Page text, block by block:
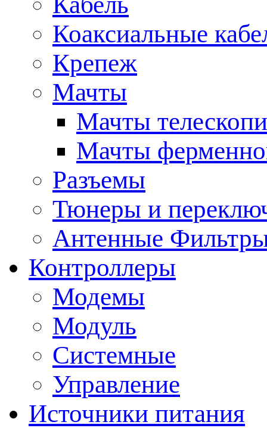
Коаксиальные
Крепеж
Мачты
Мачты
Мачты
Разъемы
Тюнеры и
Антенные
Контроллеры
Модемы
Модуль
Системные
Управление
Источники питания